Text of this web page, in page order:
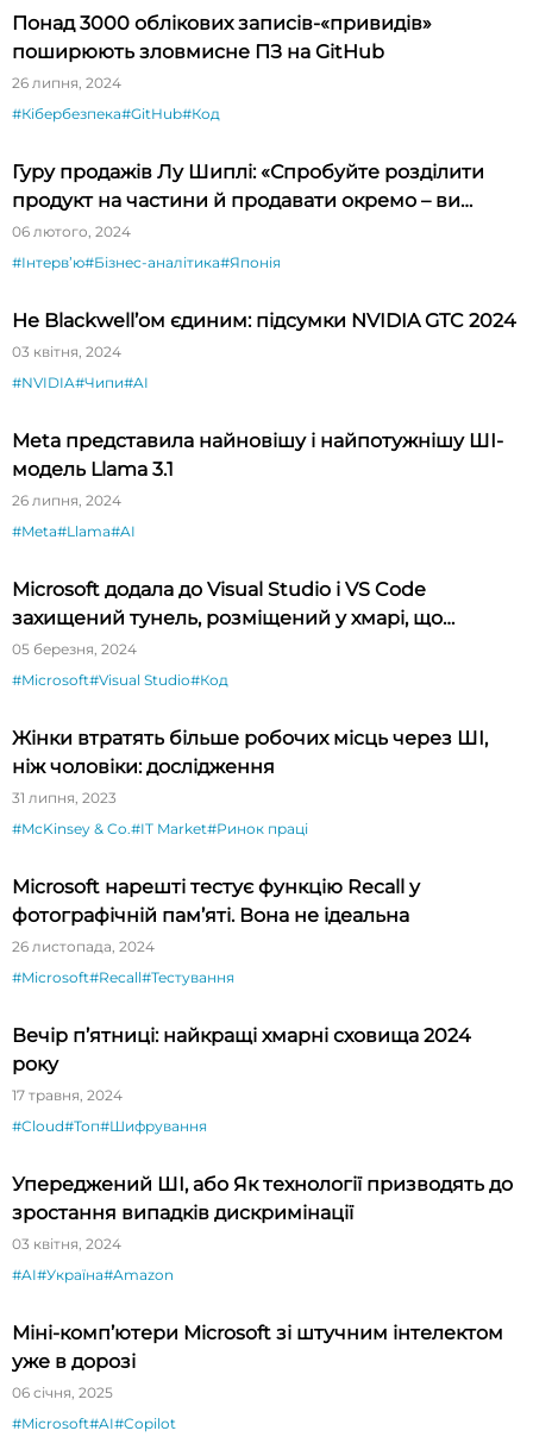
Понад 3000 облікових записів-«привидів»
поширюють зловмисне ПЗ на GitHub
26 липня, 2024
#Кібербезпека#GitHub#Код
Гуру продажів Лу Шиплі: «Спробуйте розділити
продукт на частини й продавати окремо – ви
будете вражені»
06 лютого, 2024
#Інтервʼю#Бізнес-аналітика#Японія
Не Blackwell’ом єдиним: підсумки NVIDIA GTC 2024
03 квітня, 2024
#NVIDIA#Чипи#AI
Meta представила найновішу і найпотужнішу ШІ-
модель Llama 3.1
26 липня, 2024
#Meta#Llama#AI
Microsoft додала до Visual Studio і VS Code
захищений тунель, розміщений у хмарі, що
спрощує тестування API
05 березня, 2024
#Microsoft#Visual Studio#Код
Жінки втратять більше робочих місць через ШІ,
ніж чоловіки: дослідження
31 липня, 2023
#McKinsey & Co.#IT Market#Ринок праці
Microsoft нарешті тестує функцію Recall у
фотографічній пам’яті. Вона не ідеальна
26 листопада, 2024
#Microsoft#Recall#Тестування
Вечір п’ятниці: найкращі хмарні сховища 2024
року
17 травня, 2024
#Cloud#Топ#Шифрування
Упереджений ШІ, або Як технології призводять до
зростання випадків дискримінації
03 квітня, 2024
#AI#Україна#Amazon
Міні-комп’ютери Microsoft зі штучним інтелектом
уже в дорозі
06 січня, 2025
#Microsoft#AI#Copilot